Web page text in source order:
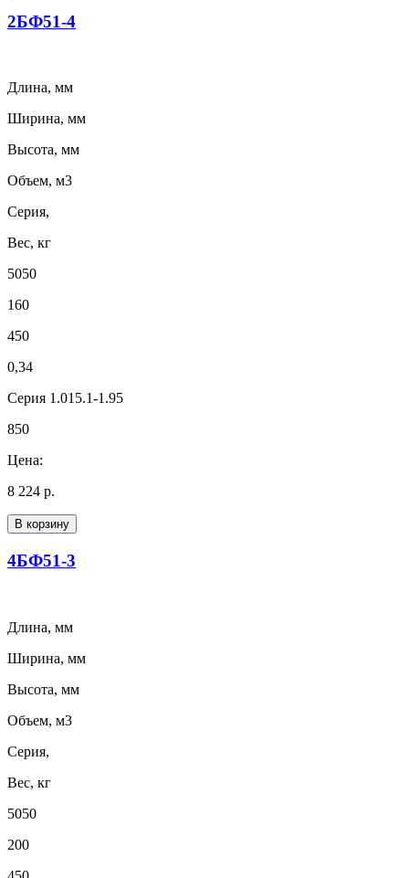
2БФ51-4
Длина, мм
Ширина, мм
Высота, мм
Объем, м3
Серия,
Вес, кг
5050
160
450
0,34
Серия 1.015.1-1.95
850
Цена:
8 224 р.
В корзину
4БФ51-3
Длина, мм
Ширина, мм
Высота, мм
Объем, м3
Серия,
Вес, кг
5050
200